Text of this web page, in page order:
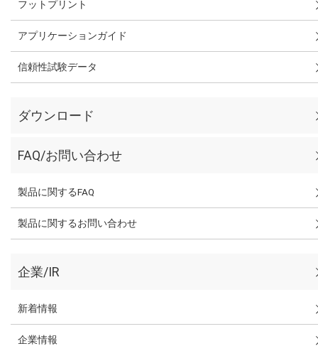
フットプリント
アプリケーションガイド
信頼性試験データ
ダウンロード
FAQ/お問い合わせ
製品に関するFAQ
製品に関するお問い合わせ
企業/IR
新着情報
企業情報